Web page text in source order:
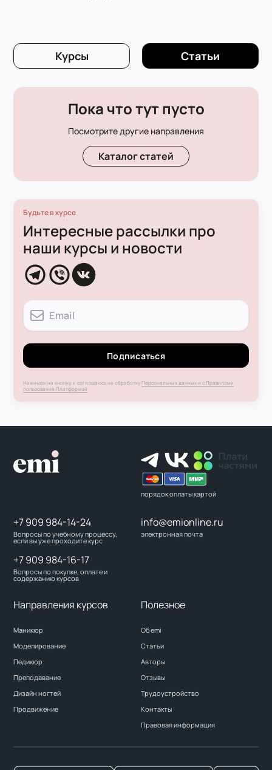
Курсы Статьи
Пока что тут пусто
Посмотрите другие направления
Каталог статей
Будьте в курсе
Интересные рассылки про
наши курсы и новости
Подписаться
Нажимая на кнопку, я соглашаюсь на обработкуПерсональных данных и с Правилами
пользования Платформой
порядок оплаты картой
+7 909 984-14-24
Вопросы по учебному процессу,
если вы уже проходите курс
+7 909 984-16-17
Вопросы по покупке, оплате и
содержанию курсов
info@emionline.ru
электронная почта
Направления курсов
Маникюр
Моделирование
Педикюр
Преподавание
Дизайн ногтей
Продвижение
Полезное
Об emi
Статьи
Авторы
Отзывы
Трудоустройство
Контакты
Правовая информация